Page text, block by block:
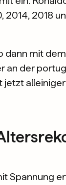
2018
dann mit
an der
jetzt
Spannung